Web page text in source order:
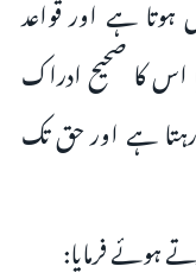
اس کا صحیح ادراک
رہتا ہے اور حق تک
ہوئے فرمایا: